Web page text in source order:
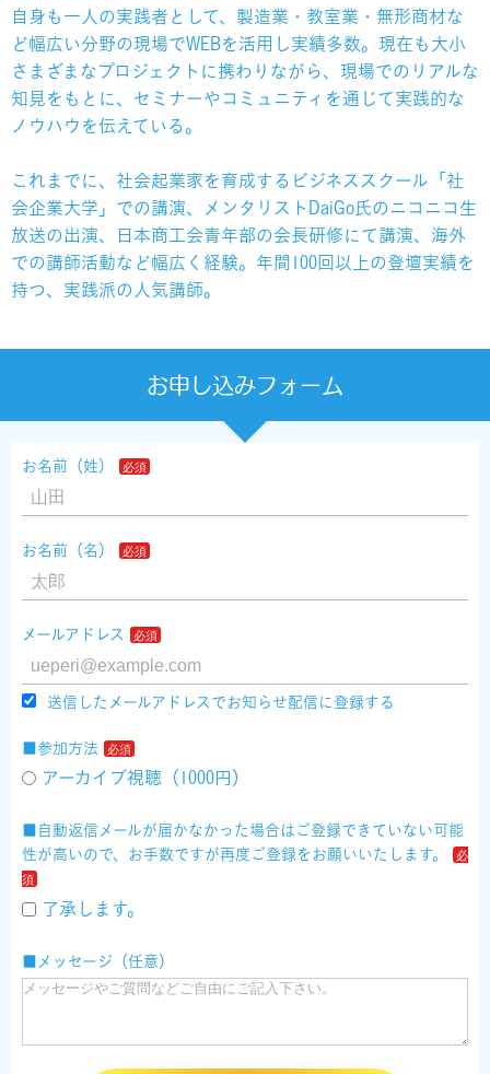
自身も一人の実践者として、製造業・教室業・無形商材な
ど幅広い分野の現場でWEBを活用し実績多数。現在も大小
さまざまなプロジェクトに携わりながら、現場でのリアルな
知見をもとに、セミナーやコミュニティを通じて実践的な
ノウハウを伝えている。
これまでに、社会起業家を育成するビジネススクール「社
会企業大学」での講演、メンタリストDaiGo氏のニコニコ生
放送の出演、日本商工会青年部の会長研修にて講演、海外
での講師活動など幅広く経験。年間100回以上の登壇実績を
持つ、実践派の人気講師。
お申し込みフォーム
お名前（姓）
お名前（名）
メールアドレス
送信したメールアドレスでお知らせ配信に登録する
■参加方法
アーカイブ視聴（1000円）
■自動返信メールが届かなかった場合はご登録できていない可能
性が高いので、お手数ですが再度ご登録をお願いいたします。
了承します。
■メッセージ（任意）